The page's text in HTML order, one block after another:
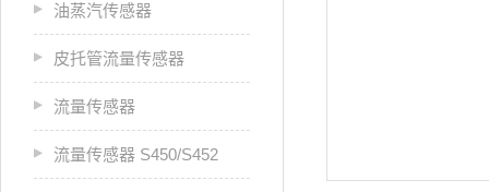
油蒸汽传感器
皮托管流量传感器
流量传感器
流量传感器 S450/S452